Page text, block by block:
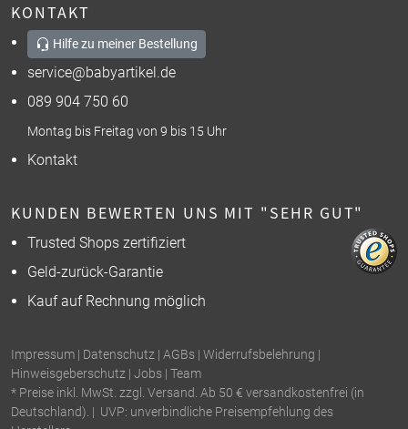
KONTAKT
Hilfe zu meiner Bestellung
service@babyartikel.de
089 904 750 60
Montag bis Freitag von 9 bis 15 Uhr
Kontakt
KUNDEN BEWERTEN UNS MIT "SEHR GUT"
Trusted Shops zertifiziert
Geld-zurück-Garantie
Kauf auf Rechnung möglich
Impressum | Datenschutz | AGBs | Widerrufsbelehrung |
Hinweisgeberschutz | Jobs | Team
* Preise inkl. MwSt. zzgl. Versand. Ab 50 € versandkostenfrei (in
Deutschland). | UVP: unverbindliche Preisempfehlung des